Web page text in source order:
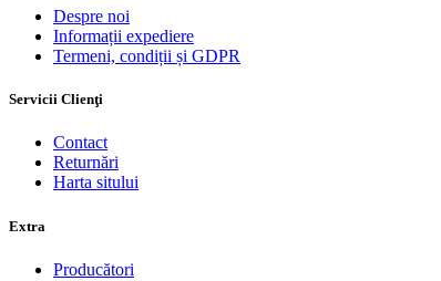
Despre noi
Informații expediere
Termeni, condiții și GDPR
Servicii Clienţi
Contact
Returnări
Harta sitului
Extra
Producători